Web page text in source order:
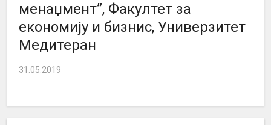
менаџмент”, Факултет за
економију и бизнис, Универзитет
Медитеран
31.05.2019